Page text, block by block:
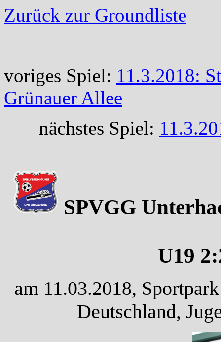
Zurück zur Groundliste
voriges Spiel: 11.3.2018:
Grünauer Allee
nächstes Spiel:
SPVGG
U19
am 11.03.2018,
Deutschland,